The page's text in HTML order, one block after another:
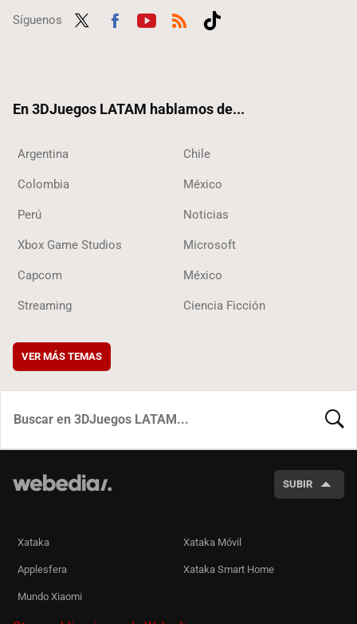
Síguenos
En 3DJuegos LATAM hablamos de...
Argentina Chile
Colombia México
Perú Noticias
Xbox Game Studios Microsoft
Capcom México
Streaming Ciencia Ficción
VER MÁS TEMAS
SUBIR
Xataka Xataka Móvil
Applesfera Xataka Smart Home
Mundo Xiaomi